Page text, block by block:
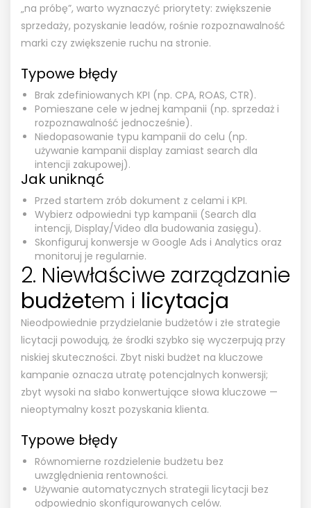
„na próbę”, warto wyznaczyć priorytety: zwiększenie
sprzedaży, pozyskanie leadów, rośnie rozpoznawalność
marki czy zwiększenie ruchu na stronie.
Typowe błędy
Brak zdefiniowanych KPI (np. CPA, ROAS, CTR).
Pomieszane cele w jednej kampanii (np. sprzedaż i
rozpoznawalność jednocześnie).
Niedopasowanie typu kampanii do celu (np.
używanie kampanii display zamiast search dla
intencji zakupowej).
Jak uniknąć
Przed startem zrób dokument z celami i KPI.
Wybierz odpowiedni typ kampanii (Search dla
intencji, Display/Video dla budowania zasięgu).
Skonfiguruj konwersje w Google Ads i Analytics oraz
monitoruj je regularnie.
2. Niewłaściwe zarządzanie
budżetem i licytacja
Nieodpowiednie przydzielanie budżetów i złe strategie
licytacji powodują, że środki szybko się wyczerpują przy
niskiej skuteczności. Zbyt niski budżet na kluczowe
kampanie oznacza utratę potencjalnych konwersji;
zbyt wysoki na słabo konwertujące słowa kluczowe —
nieoptymalny koszt pozyskania klienta.
Typowe błędy
Równomierne rozdzielenie budżetu bez
uwzględnienia rentowności.
Używanie automatycznych strategii licytacji bez
odpowiednio skonfigurowanych celów.